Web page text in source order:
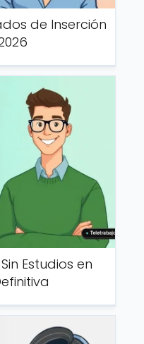
de Inserción
Estudios en